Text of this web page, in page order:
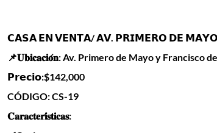
𝗖𝗔𝗦𝗔 𝗘𝗡 𝗩𝗘𝗡𝗧𝗔/ 𝗔𝗩. 𝗣𝗥𝗜𝗠𝗘𝗥𝗢 𝗗𝗘 𝗠𝗔𝗬𝗢
📌𝐔𝐛𝐢𝐜𝐚𝐜𝐢𝐨́𝐧: Av. Primero de Mayo y Francisco
𝗣𝗿𝗲𝗰𝗶𝗼:$142,000
CÓDIGO: CS-19
𝐂𝐚𝐫𝐚𝐜𝐭𝐞𝐫𝐢́𝐬𝐭𝐢𝐜𝐚𝐬: